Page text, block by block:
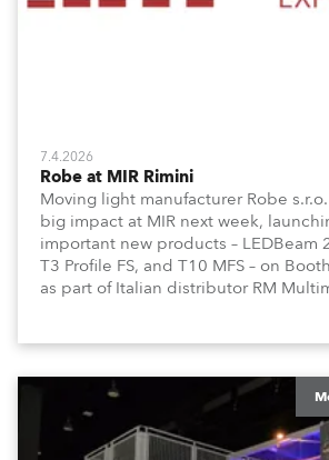
7.4.2026
Robe at MIR Rimini
Moving light manufacturer Robe
big impact at MIR next week,
important new products – LEDBeam
T3 Profile FS, and T10 MFS – on
as part of Italian distributor RM